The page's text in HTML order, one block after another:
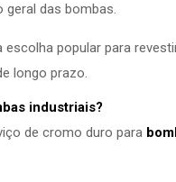
geral das bombas.
popular para
longo prazo.
industriais?
de cromo duro para